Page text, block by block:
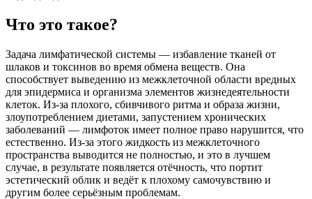
Что это такое?
Задача лимфатической системы — избавление тканей от
шлаков и токсинов во время обмена веществ. Она
способствует выведению из межклеточной области вредных
для эпидермиса и организма элементов жизнедеятельности
клеток. Из-за плохого, сбивчивого ритма и образа жизни,
злоупотреблением диетами, запустением хронических
заболеваний — лимфоток имеет полное право нарушится, что
естественно. Из-за этого жидкость из межклеточного
пространства выводится не полностью, и это в лучшем
случае, в результате появляется отёчность, что портит
эстетический облик и ведёт к плохому самочувствию и
другим более серьёзным проблемам.